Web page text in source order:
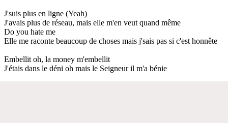
J'suis plus en ligne (Yeah)
J'avais plus de réseau, mais elle m'en veut quand même
Do you hate me
Elle me raconte beaucoup de choses mais j'sais pas si c'est honnête
Embellit oh, la money m'embellit
J'étais dans le déni oh mais le Seigneur il m'a bénie